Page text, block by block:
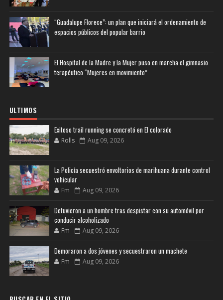
“Guadalupe Florece”: un plan que iniciará el ordenamiento de
espacios públicos del popular barrio
El Hospital de la Madre y la Mujer puso en marcha el gimnasio
terapéutico “Mujeres en movimiento”
ULTIMOS
Exitoso trail running se concretó en El colorado
Rolls Aug 09, 2026
La Policía secuestró envoltorios de marihuana durante control
vehicular
Fm Aug 09, 2026
Detuvieron a un hombre tras despistar con su automóvil por
conducir alcoholizado
Fm Aug 09, 2026
Demoraron a dos jóvenes y secuestraron un machete
Fm Aug 09, 2026